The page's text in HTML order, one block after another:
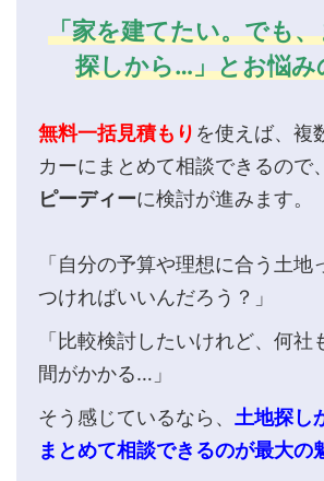
「家を建てたい。でも
探しから…」とお悩み
無料一括見積もり を使えば、複
カーにまとめて相談できるので、
ピーディーに検討が進みます。
「自分の予算や理想に合う土地
つければいいんだろう？」
「比較検討したいけれど、何社
間がかかる…」
そう感じているなら、 土地探し
まとめて相談できるのが最大の